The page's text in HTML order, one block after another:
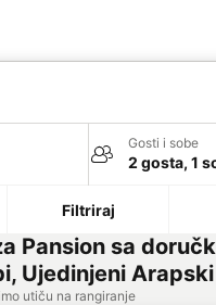
Gosti i sobe
2 gosta, 1
Filtriraj
Pansion sa
Ujedinjeni
utiču na rangiranje